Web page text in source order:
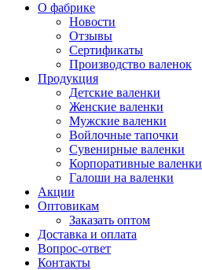
О фабрике
Новости
Отзывы
Сертификаты
Производство валенок
Продукция
Детские валенки
Женские валенки
Мужские валенки
Войлочные тапочки
Сувенирные валенки
Корпоративные валенки
Галоши на валенки
Акции
Оптовикам
Заказать оптом
Доставка и оплата
Вопрос-ответ
Контакты